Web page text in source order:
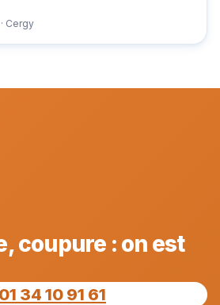
Cergy
coupure : on est
34 10 91 61